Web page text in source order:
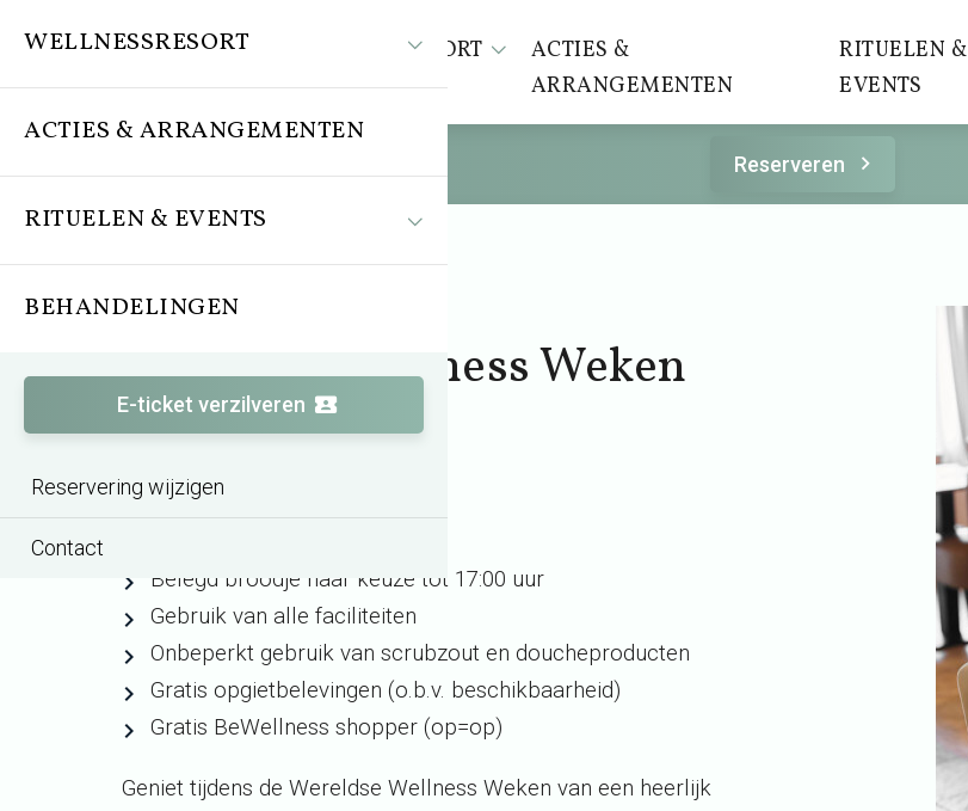
WELLNESSRESORT
ACTIES &
ARRANGEMENTEN
RITUELEN &
EVENTS
WELLNESSRESORT
ACTIES & ARRANGEMENTEN
RITUELEN & EVENTS
BEHANDELINGEN
E-ticket verzilveren
Reservering wijzigen
Contact
Reserveren
Wereldse Wellness Weken
Lunch Special
Belegd broodje naar keuze tot 17:00 uur
Gebruik van alle faciliteiten
Onbeperkt gebruik van scrubzout en doucheproducten
Gratis opgietbelevingen (o.b.v. beschikbaarheid)
Gratis BeWellness shopper (op=op)
Geniet tijdens de Wereldse Wellness Weken van een heerlijk